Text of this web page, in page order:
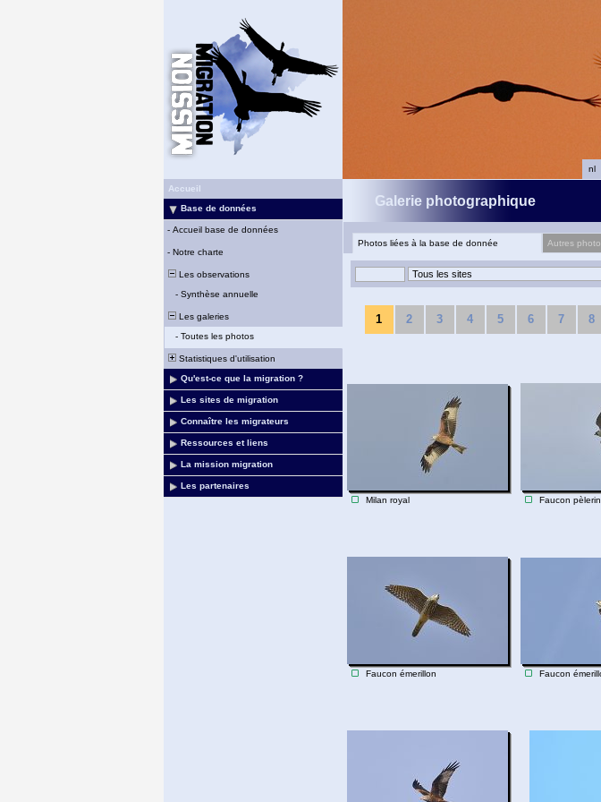
nl
Accueil
Base de données
- Accueil base de données
- Notre charte
Les observations
- Synthèse annuelle
Les galeries
- Toutes les photos
Statistiques d'utilisation
Qu'est-ce que la migration ?
Les sites de migration
Connaître les migrateurs
Ressources et liens
La mission migration
Les partenaires
Galerie photographique
Photos liées à la base de donnée Autres
1 2 3 4 5 6 7 8
Milan royal Faucon pèlerin
Faucon émerillon Faucon